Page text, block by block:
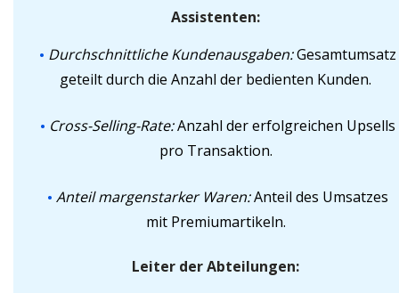
Assistenten:
Durchschnittliche Kundenausgaben:Gesamtumsatz
geteilt durch die Anzahl der bedienten Kunden.
Cross-Selling-Rate:Anzahl der erfolgreichen Upsells
pro Transaktion.
Anteil margenstarker Waren:Anteil des Umsatzes
mit Premiumartikeln.
Leiter der Abteilungen: